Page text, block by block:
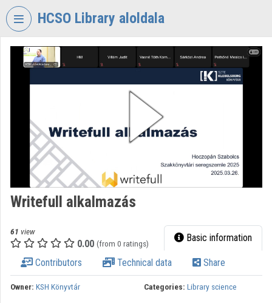
Skip header
HCSO Library aloldala
VIDEO TORIUM
OFFICE
LIBRARY
Organization home
Categories
Organization playlists
Writefull alkalmazás
61 view
0.00 (from 0 ratings) Basic information
Contributors Technical data Share
Owner: KSH Könyvtár Categories: Library science